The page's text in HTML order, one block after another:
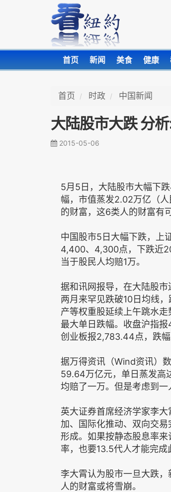
首页 新闻 美食 健康
首页 时政 中国新闻
大陆股市大跌 分
2015-05-06
5月5日，大陆股市大幅下
幅，市值蒸发2.02万亿（
的财富，这6类人的财富有
中国股市5日大幅下跌，上
4,400、4,300点，下跌近
当于股民人均赔1万。
据和讯网报导，在大陆股
两月来罕见跌破10日均线
产等权重股延续上午跳水
最大单日跌幅。收盘沪指
创业板报2,783.44点，跌幅
据万得资讯（Wind资讯）
59.64万亿元，单日蒸发高
均赔了一万。但是考虑到一
英大证券首席经济学家李
加、国际化推动、双向交
形成。如果按静态股息率
率，也要13.5代人才能完成
李大霄认为股市一旦大跌
人的财富或将雪崩。